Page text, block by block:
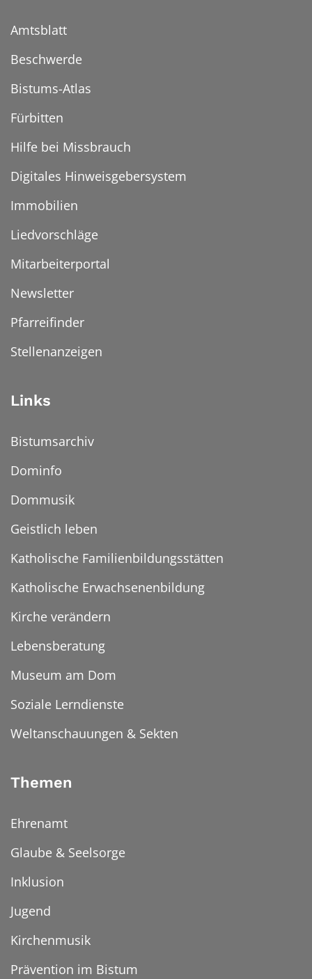
Amtsblatt
Beschwerde
Bistums-Atlas
Fürbitten
Hilfe bei Missbrauch
Digitales Hinweisgebersystem
Immobilien
Liedvorschläge
Mitarbeiterportal
Newsletter
Pfarreifinder
Stellenanzeigen
Links
Bistumsarchiv
Dominfo
Dommusik
Geistlich leben
Katholische Familienbildungsstätten
Katholische Erwachsenenbildung
Kirche verändern
Lebensberatung
Museum am Dom
Soziale Lerndienste
Weltanschauungen & Sekten
Themen
Ehrenamt
Glaube & Seelsorge
Inklusion
Jugend
Kirchenmusik
Prävention im Bistum